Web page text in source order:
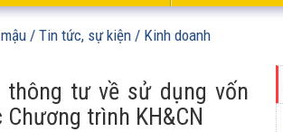
/ Tin tức, sự kiện / Kinh doanh
tư về sử dụng vốn
trình KH&CN